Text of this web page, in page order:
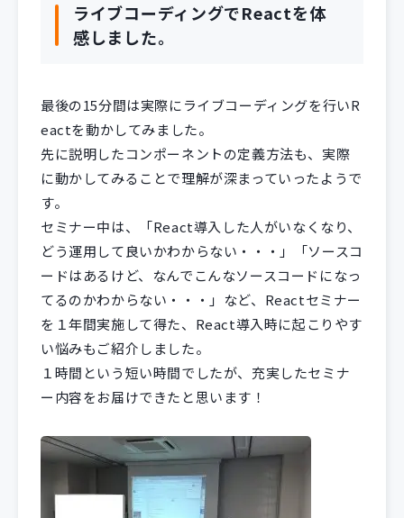
ライブコーディングでReactを体
感しました。
最後の15分間は実際にライブコーディングを行いR
eactを動かしてみました。
先に説明したコンポーネントの定義方法も、実際
に動かしてみることで理解が深まっていったようで
す。
セミナー中は、「React導入した人がいなくなり、
どう運用して良いかわからない・・・」「ソースコ
ードはあるけど、なんでこんなソースコードになっ
てるのかわからない・・・」など、Reactセミナー
を１年間実施して得た、React導入時に起こりやす
い悩みもご紹介しました。
１時間という短い時間でしたが、充実したセミナ
ー内容をお届けできたと思います！